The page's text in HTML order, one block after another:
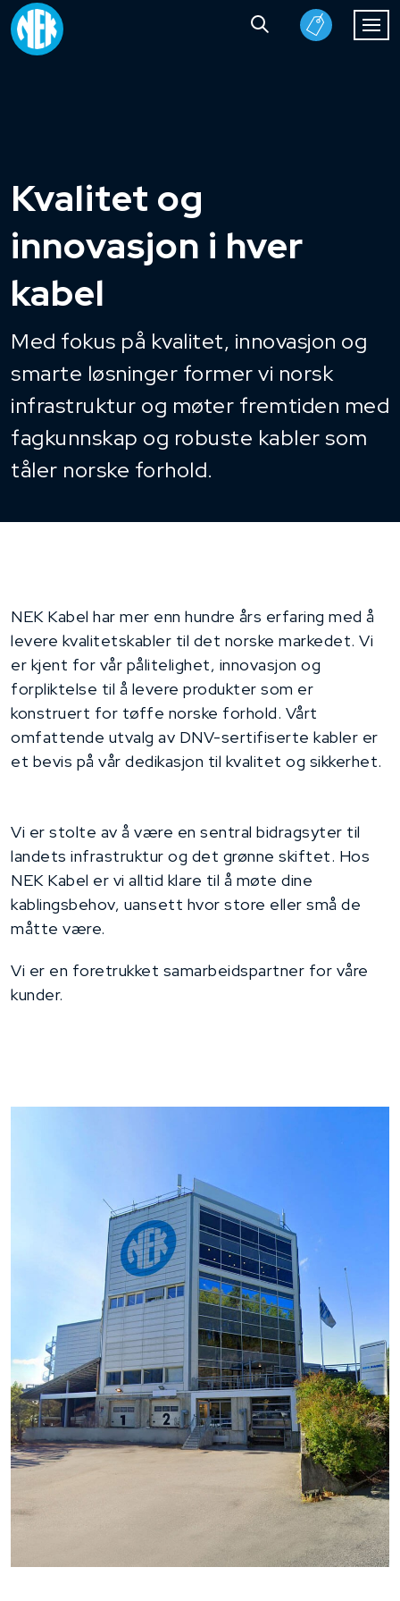
Kvalitet og
innovasjon i hver
kabel
Med fokus på kvalitet, innovasjon og
smarte løsninger former vi norsk
infrastruktur og møter fremtiden med
fagkunnskap og robuste kabler som
tåler norske forhold.
NEK Kabel har mer enn hundre års erfaring med å
levere kvalitetskabler til det norske markedet. Vi
er kjent for vår pålitelighet, innovasjon og
forpliktelse til å levere produkter som er
konstruert for tøffe norske forhold. Vårt
omfattende utvalg av DNV-sertifiserte kabler er
et bevis på vår dedikasjon til kvalitet og sikkerhet.
Vi er stolte av å være en sentral bidragsyter til
landets infrastruktur og det grønne skiftet. Hos
NEK Kabel er vi alltid klare til å møte dine
kablingsbehov, uansett hvor store eller små de
måtte være.
Vi er en foretrukket samarbeidspartner for våre
kunder.